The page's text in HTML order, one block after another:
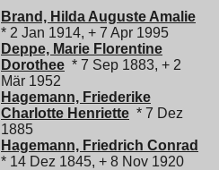
Brand, Hilda Auguste Amalie
* 2 Jan 1914, + 7 Apr 1995
Deppe, Marie Florentine
Dorothee * 7 Sep 1883, + 2
Mär 1952
Hagemann, Friederike
Charlotte Henriette * 7 Dez
1885
Hagemann, Friedrich Conrad
* 14 Dez 1845, + 8 Nov 1920